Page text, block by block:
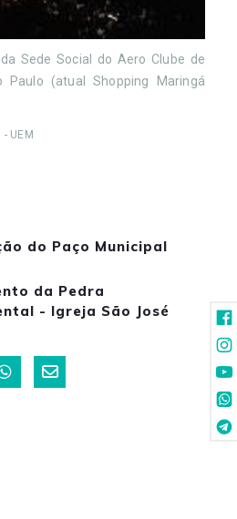
Sede Social do Aero Clube de
Paulo (atual Shopping Maringá
UEM
do Paço Municipal
da Pedra
- Igreja São José